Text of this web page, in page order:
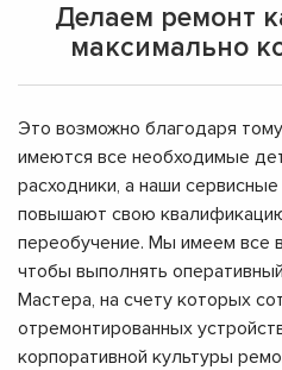
Делаем ремонт
максимально
Это возможно благодаря
имеются все необходимые
расходники, а наши
повышают свою
переобучение. Мы имеем все
чтобы выполнять
Мастера, на счету которых
отремонтированных
корпоративной культуры